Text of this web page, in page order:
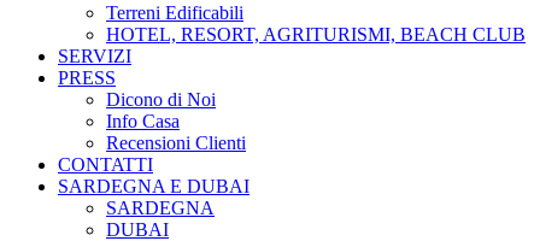
Terreni Edificabili
HOTEL, RESORT, AGRITURISMI, BEACH CLUB
SERVIZI
PRESS
Dicono di Noi
Info Casa
Recensioni Clienti
CONTATTI
SARDEGNA E DUBAI
SARDEGNA
DUBAI